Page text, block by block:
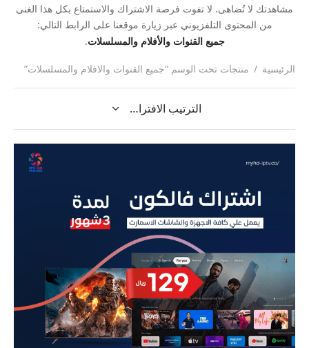
مشاهدتك لا تُضاهى. لا تفوت فرصة الاشتراك والاستمتاع بكل هذا الغنى
من المحتوى التلفزيوني عبر زيارة موقعنا على الرابط التالي:
جميع القنوات والأفلام والمسلسلات.
الرئيسية / منتجات تحت الوسم “جميع القنوات والافلام والمسلسلات”